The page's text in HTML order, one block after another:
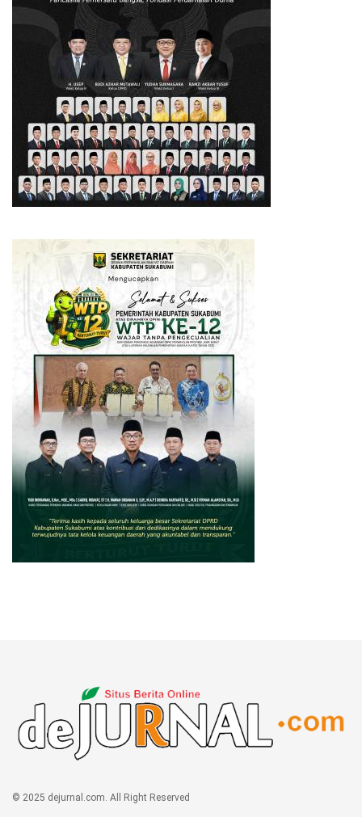
© 2025 dejurnal.com. All Right Reserved